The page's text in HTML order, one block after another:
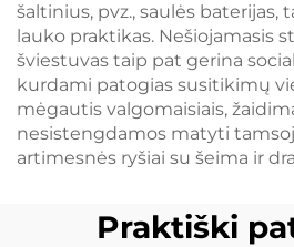
šaltinius, pvz., saulės baterijas,
lauko praktikas. Nešiojamasis
šviestuvas taip pat gerina
kurdami patogias susitikimų
mėgautis valgomaisiais,
nesistengdamos matyti
artimesnės ryšiai su šeima ir
Praktiški